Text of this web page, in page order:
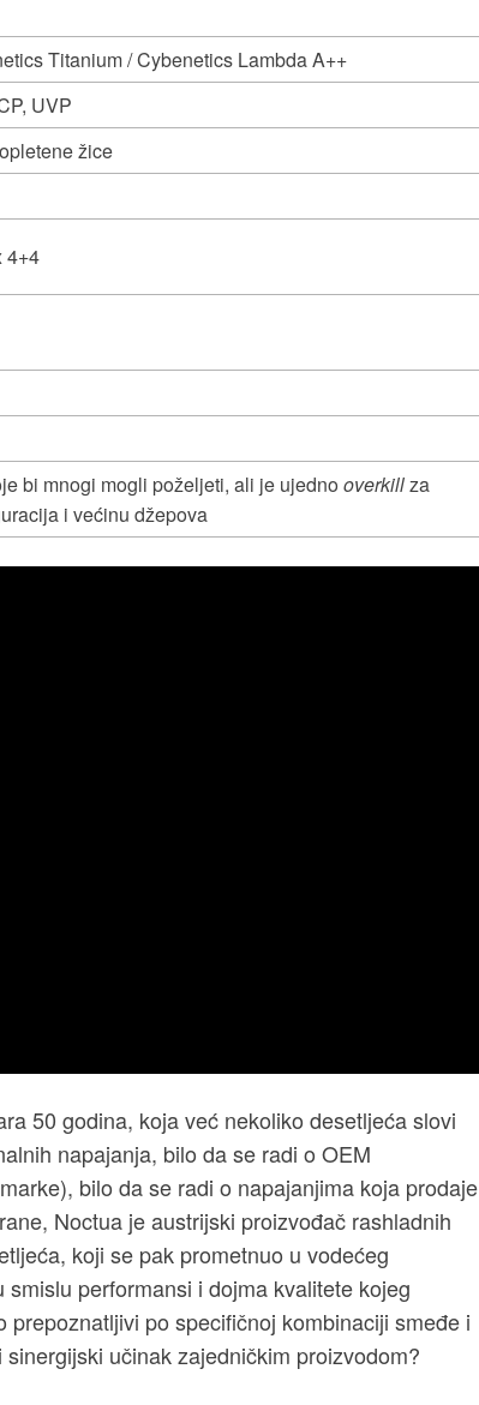
Titanium / Cybenetics Lambda A++
UVP
žice
4+4
bi mnogi mogli poželjeti, ali je ujedno overkillza
i većinu džepova
50 godina, koja već nekoliko desetljeća slovi
napajanja, bilo da se radi o OEM
bilo da se radi o napajanjima koja prodaje
Noctua je austrijski proizvođač rashladnih
koji se pak prometnuo u vodećeg
performansi i dojma kvalitete kojeg
po specifičnoj kombinaciji smeđe i
učinak zajedničkim proizvodom?